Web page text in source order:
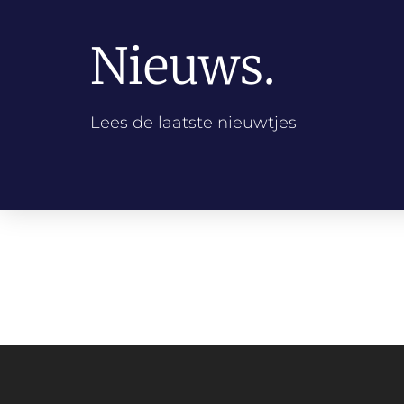
Nieuws.
Lees de laatste nieuwtjes